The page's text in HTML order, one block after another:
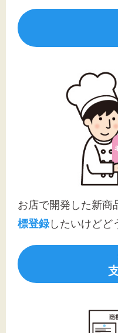
お店で開発した新商
標登録したいけどど